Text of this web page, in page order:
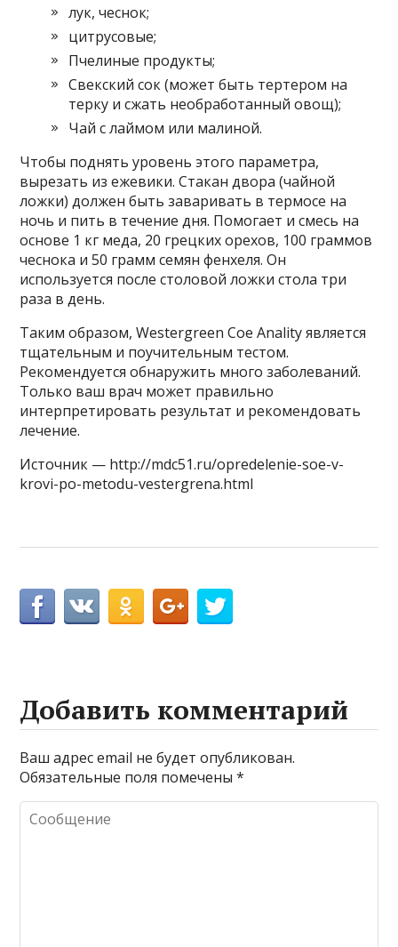
лук, чеснок;
цитрусовые;
Пчелиные продукты;
Свекский сок (может быть тертером на
терку и сжать необработанный овощ);
Чай с лаймом или малиной.
Чтобы поднять уровень этого параметра,
вырезать из ежевики. Стакан двора (чайной
ложки) должен быть заваривать в термосе на
ночь и пить в течение дня. Помогает и смесь на
основе 1 кг меда, 20 грецких орехов, 100 граммов
чеснока и 50 грамм семян фенхеля. Он
используется после столовой ложки стола три
раза в день.
Таким образом, Westergreen Coe Anality является
тщательным и поучительным тестом.
Рекомендуется обнаружить много заболеваний.
Только ваш врач может правильно
интерпретировать результат и рекомендовать
лечение.
Источник — http://mdc51.ru/opredelenie-soe-v-
krovi-po-metodu-vestergrena.html
Добавить комментарий
Ваш адрес email не будет опубликован.
Обязательные поля помечены*